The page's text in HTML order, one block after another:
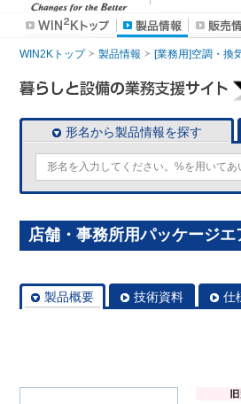
WIN2Kトップ 製品情報 [業務用]空調・換
形名から製品情報を探す
店舗・事務所用パッケージ
製品概要 技術資料 仕